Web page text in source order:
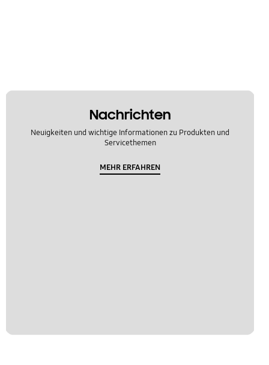
Nachrichten
Neuigkeiten und wichtige Informationen zu Produkten und
Servicethemen
MEHR ERFAHREN